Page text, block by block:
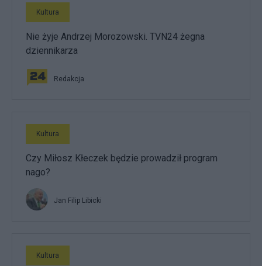
Kultura
Nie żyje Andrzej Morozowski. TVN24 żegna
dziennikarza
Redakcja
Kultura
Czy Miłosz Kłeczek będzie prowadził program
nago?
Jan Filip Libicki
Kultura